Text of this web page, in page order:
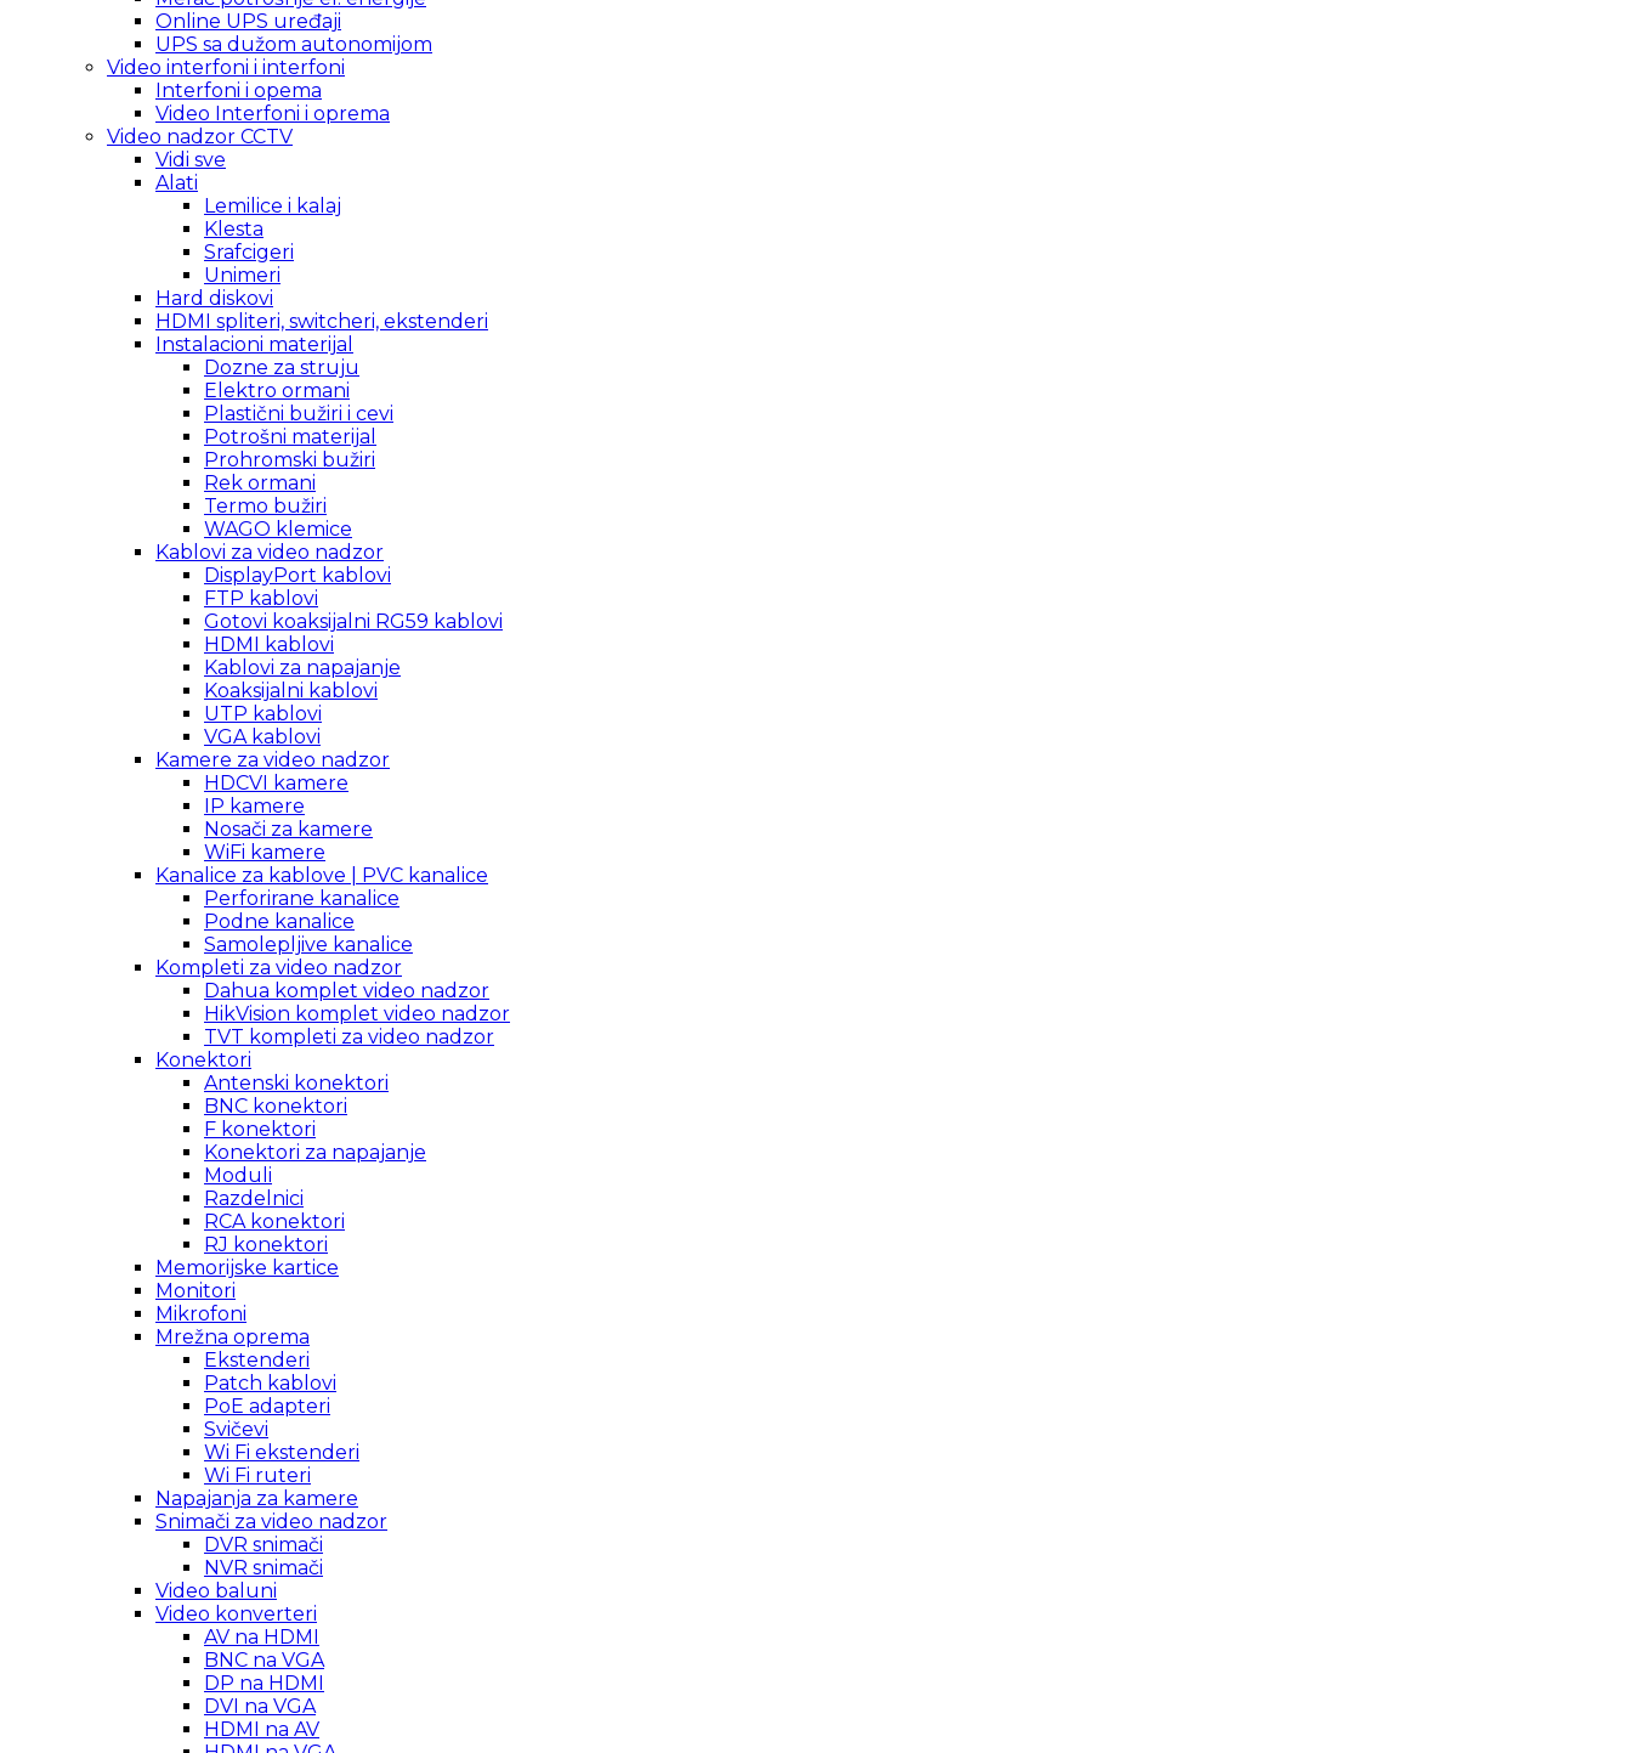
Online UPS uređaji
UPS sa dužom autonomijom
Video interfoni i interfoni
Interfoni i opema
Video Interfoni i oprema
Video nadzor CCTV
Vidi sve
Alati
Lemilice i kalaj
Klesta
Srafcigeri
Unimeri
Hard diskovi
HDMI spliteri, switcheri, ekstenderi
Instalacioni materijal
Dozne za struju
Elektro ormani
Plastični bužiri i cevi
Potrošni materijal
Prohromski bužiri
Rek ormani
Termo bužiri
WAGO klemice
Kablovi za video nadzor
DisplayPort kablovi
FTP kablovi
Gotovi koaksijalni RG59 kablovi
HDMI kablovi
Kablovi za napajanje
Koaksijalni kablovi
UTP kablovi
VGA kablovi
Kamere za video nadzor
HDCVI kamere
IP kamere
Nosači za kamere
WiFi kamere
Kanalice za kablove | PVC kanalice
Perforirane kanalice
Podne kanalice
Samolepljive kanalice
Kompleti za video nadzor
Dahua komplet video nadzor
HikVision komplet video nadzor
TVT kompleti za video nadzor
Konektori
Antenski konektori
BNC konektori
F konektori
Konektori za napajanje
Moduli
Razdelnici
RCA konektori
RJ konektori
Memorijske kartice
Monitori
Mikrofoni
Mrežna oprema
Ekstenderi
Patch kablovi
PoE adapteri
Svičevi
Wi Fi ekstenderi
Wi Fi ruteri
Napajanja za kamere
Snimači za video nadzor
DVR snimači
NVR snimači
Video baluni
Video konverteri
AV na HDMI
BNC na VGA
DP na HDMI
DVI na VGA
HDMI na AV